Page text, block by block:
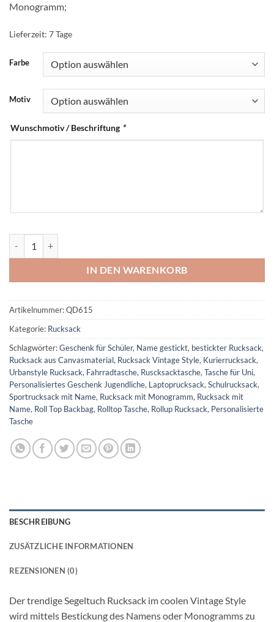
Monogramm;
Lieferzeit: 7 Tage
Farbe
Motiv
Wunschmotiv / Beschriftung *
IN DEN WARENKORB
Artikelnummer:QD615
Kategorie: Rucksack
Schlagwörter:Geschenk für Schüler, Name gestickt, bestickter Rucksack,
Rucksack aus Canvasmaterial, Rucksack Vintage Style, Kurierrucksack,
Urbanstyle Rucksack, Fahrradtasche, Ruscksacktasche, Tasche für Uni,
Personalisiertes Geschenk Jugendliche, Laptoprucksack, Schulrucksack,
Sportrucksack mit Name, Rucksack mit Monogramm, Rucksack mit
Name, Roll Top Backbag, Rolltop Tasche, Rollup Rucksack, Personalisierte
Tasche
BESCHREIBUNG
ZUSÄTZLICHE INFORMATIONEN
REZENSIONEN (0)
Der trendige Segeltuch Rucksack im coolen Vintage Style
wird mittels Bestickung des Namens oder Monogramms zu